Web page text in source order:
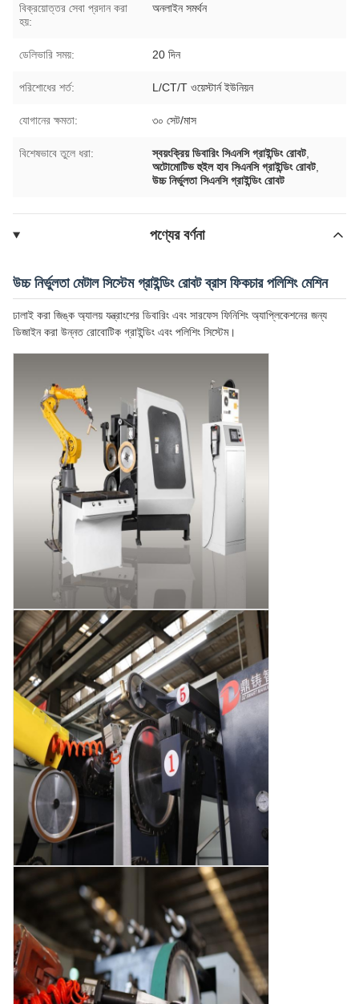
বিক্রয়োত্তর সেবা প্রদান করা
হয়:
অনলাইন সমর্থন
ডেলিভারি সময়: 20 দিন
পরিশোধের শর্ত: L/CT/T ওয়েস্টার্ন ইউনিয়ন
যোগানের ক্ষমতা: ৩০ সেট/মাস
বিশেষভাবে তুলে ধরা: স্বয়ংক্রিয় ডিবারিং সিএনসি গ্রাইন্ডিং রোবট,
অটোমোটিভ হুইল হাব সিএনসি গ্রাইন্ডিং রোবট,
উচ্চ নির্ভুলতা সিএনসি গ্রাইন্ডিং রোবট
পণ্যের বর্ণনা
উচ্চ নির্ভুলতা মেটাল সিস্টেম গ্রাইন্ডিং রোবট ব্রাস ফিকচার পলিশিং মেশিন
ঢালাই করা জিঙ্ক অ্যালয় যন্ত্রাংশের ডিবারিং এবং সারফেস ফিনিশিং অ্যাপ্লিকেশনের জন্য
ডিজাইন করা উন্নত রোবোটিক গ্রাইন্ডিং এবং পলিশিং সিস্টেম।